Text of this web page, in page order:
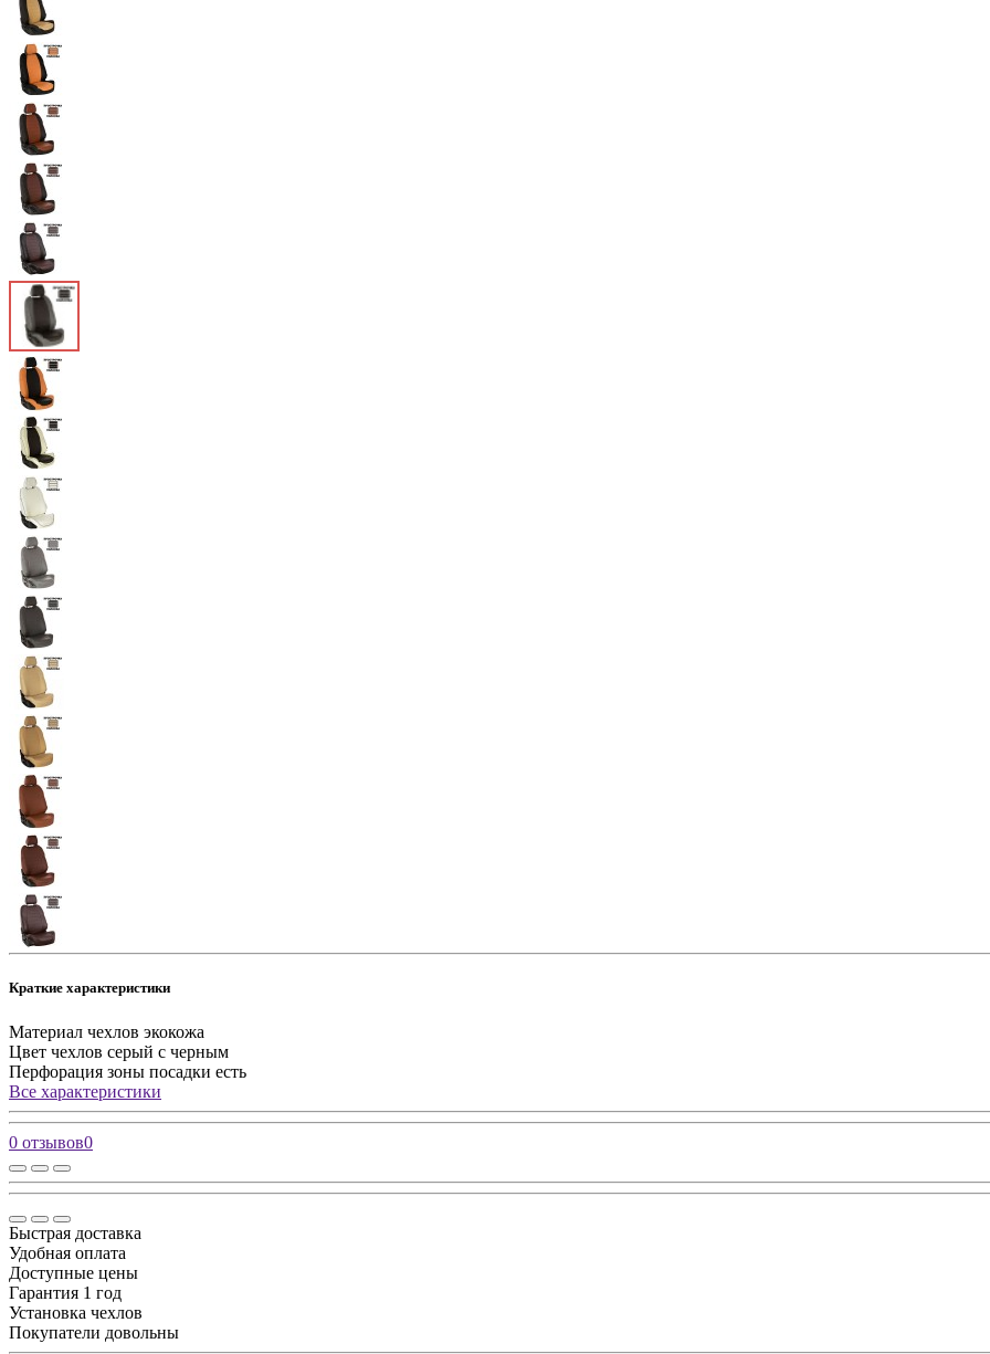
Краткие характеристики
Материал чехлов экокожа
Цвет чехлов серый с черным
Перфорация зоны посадки есть
Все характеристики
0 отзывов0
Быстрая доставка
Удобная оплата
Доступные цены
Гарантия 1 год
Установка чехлов
Покупатели довольны